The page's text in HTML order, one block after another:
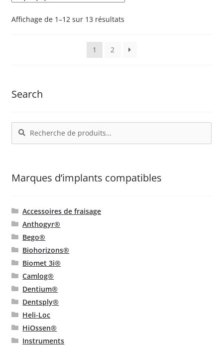
Affichage de 1–12 sur 13 résultatsTrié
1
2
Search
Recherche
pour :
Recherche
Marques d’implants compatibles
Accessoires de fraisage
Anthogyr®
Bego®
Biohorizons®
Biomet 3i®
Camlog®
Dentium®
Dentsply®
Heli-Loc
HiOssen®
Instruments